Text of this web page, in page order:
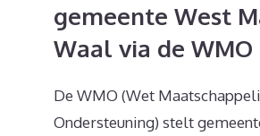
gemeente West
Waal via de WMO
De WMO (Wet
Ondersteuning) stelt